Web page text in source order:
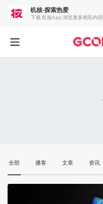
全部 播客 文章 资讯
机核-探索热爱
下载 机核App 浏览更多精彩内容